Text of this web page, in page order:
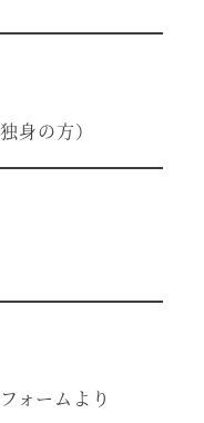
身の方）
ォームより